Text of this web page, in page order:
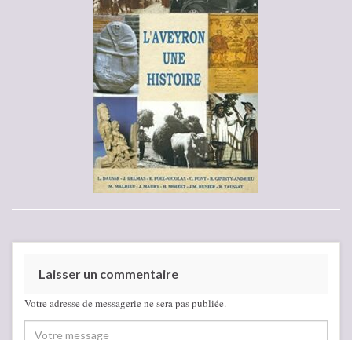
Laisser un commentaire
Votre adresse de messagerie ne sera pas publiée.